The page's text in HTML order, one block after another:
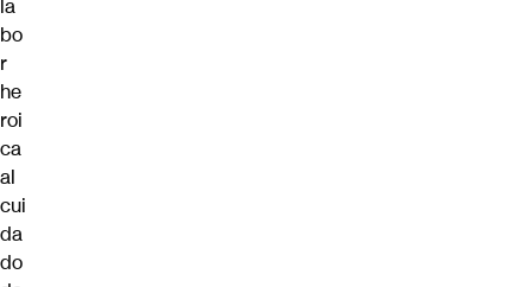
la
bo
r
he
roi
ca
al
cui
da
do